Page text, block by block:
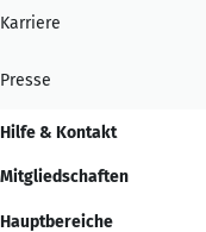
Karriere
Presse
Hilfe & Kontakt
Mitgliedschaften
Hauptbereiche